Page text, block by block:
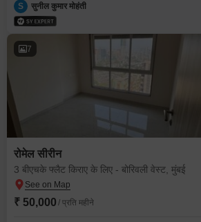
S सुनील कुमार मोहंती
7
रोमेल सीरीन
3 बीएचके फ्लैट किराए के लिए - बोरिवली वेस्ट, मुंबई
₹ 50,000 / प्रति महीने